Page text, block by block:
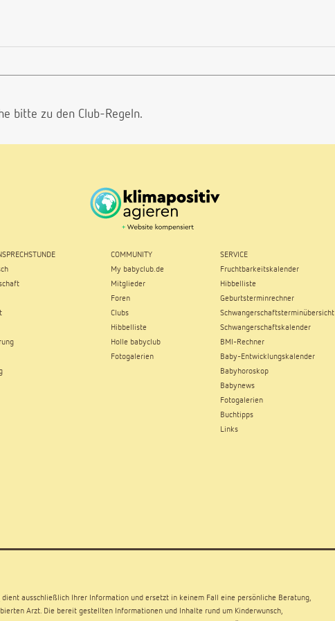
bitte zu den Club-Regeln.
COMMUNITY
My babyclub.de
Mitglieder
Foren
Clubs
Hibbelliste
Holle babyclub
Fotogalerien
SERVICE
Fruchtbarkeitskalender
Hibbelliste
Geburtsterminrechner
Schwangerschaftsterminübersicht
Schwangerschaftskalender
BMI-Rechner
Baby-Entwicklungskalender
Babyhoroskop
Babynews
Fotogalerien
Buchtipps
Links
dient ausschließlich Ihrer Information und ersetzt in keinem Fall eine persönliche Beratung,
Arzt. Die bereit gestellten Informationen und Inhalte rund um Kinderwunsch,